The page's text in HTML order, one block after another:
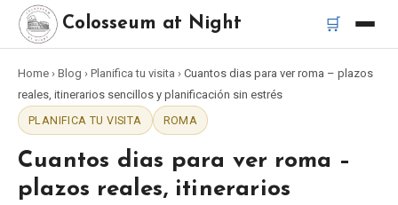
Colosseum at Night 🛒
Inicio
Mejores tours
Mejores tours nocturnos del Coliseo
Home › Blog › Planifica tu visita › Cuantos dias para ver roma – plazos
reales, itinerarios sencillos y planificación sin estrés
PLANIFICA TU VISITA
ROMA
Cuantos dias para ver roma –
plazos reales, itinerarios